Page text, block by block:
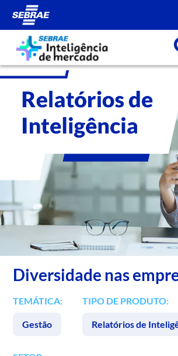
Diversidade nas
TEMÁTICA:
Gestão
TIPO DE PRODUTO:
Relatórios de